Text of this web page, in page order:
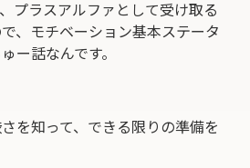
プラスアルファとして受け取る
、モチベーション基本ステータ
ー話なんです。
を知って、できる限りの準備を